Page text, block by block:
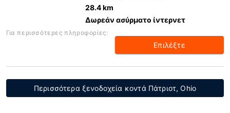
28.4 km
Δωρεάν ασύρματο ίντερνετ
Για περισσότερες πληροφορίες:
Επιλέξτε
Περισσότερα ξενοδοχεία κοντά Πάτριοτ, Ohio